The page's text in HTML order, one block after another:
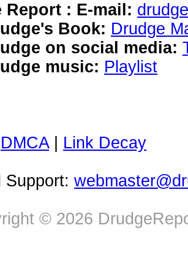
Report : E-mail:
Book: Drudge
on social media:
music: Playlist
DMCA| Link Decay
Support:
© 2026